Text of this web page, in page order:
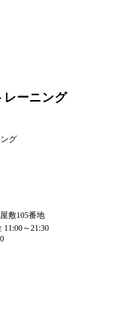
レーニング
グ
敷105番地
11:00～21:30